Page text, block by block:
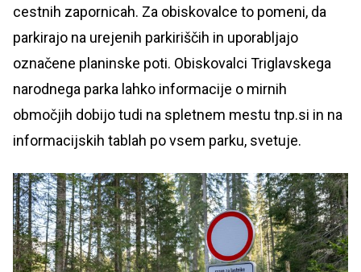
cestnih zapornicah. Za obiskovalce to pomeni, da
parkirajo na urejenih parkiriščih in uporabljajo
označene planinske poti. Obiskovalci Triglavskega
narodnega parka lahko informacije o mirnih
območjih dobijo tudi na spletnem mestu tnp.si in na
informacijskih tablah po vsem parku, svetuje.